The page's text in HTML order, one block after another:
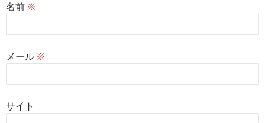
名前 ※
メール ※
サイト